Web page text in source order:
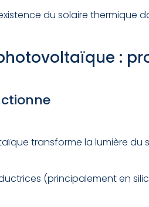
du solaire thermique
:
transforme la lumière du
(principalement en